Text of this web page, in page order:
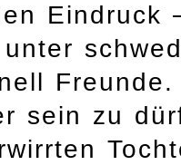
sein zu